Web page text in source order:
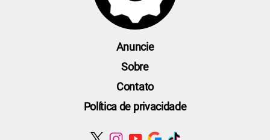
Anuncie
Sobre
Contato
Política de privacidade